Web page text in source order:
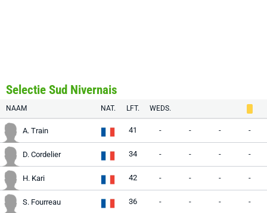
Selectie Sud Nivernais
NAAM NAT. LFT. WEDS.
A. Train 41 - - - -
D. Cordelier 34 - - - -
H. Kari 42 - - - -
S. Fourreau 36 - - - -